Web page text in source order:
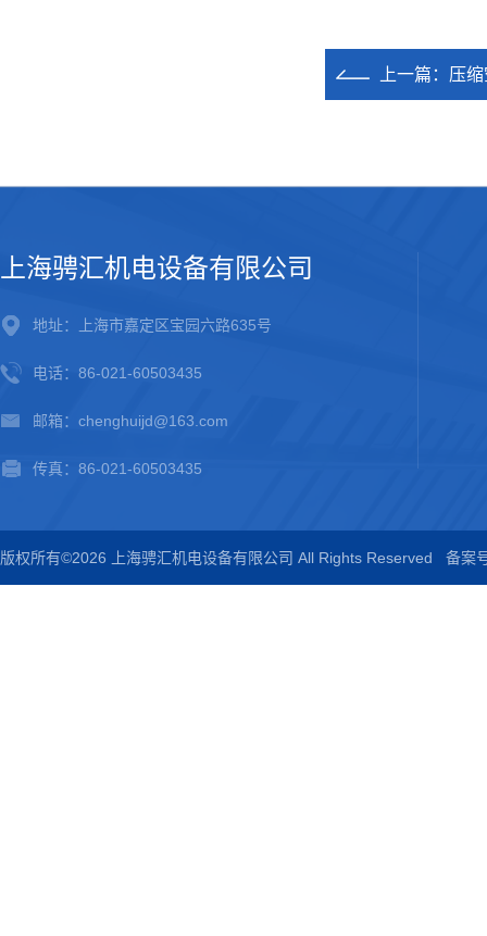
上一篇： 压
上海骋汇机电设备有限公司
地址：上海市嘉定区宝园六路635号
电话：86-021-60503435
邮箱：chenghuijd@163.com
传真：86-021-60503435
版权所有©2026 上海骋汇机电设备有限公司 All Rights Reserved 备案